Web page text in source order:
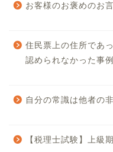
お客様のお褒めのお
住民票上の住所であ
認められなかった事例
自分の常識は他者の
【税理士試験】上級